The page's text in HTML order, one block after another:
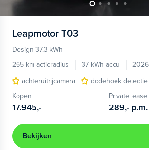
Leapmotor T03
Design 37.3 kWh
265 km actieradius
37 kWh accu 2026
achteruitrijcamera
dodehoek detectie
Kopen
17.945,-
Private lease
289,- p.m.
Bekijken